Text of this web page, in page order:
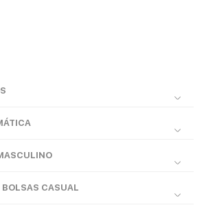
CASUAL